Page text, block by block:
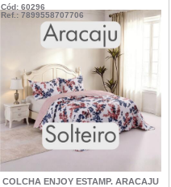
Cód: 60296
Ref.: 7899558707706
COLCHA ENJOY ESTAMP. ARACAJU